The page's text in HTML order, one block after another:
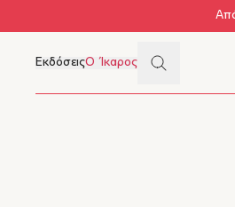
Μενού
ΕκδόσειςΟ Ίκαρος Search